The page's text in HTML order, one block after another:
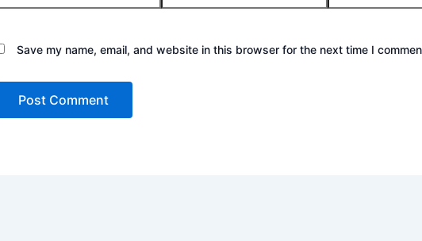
Save my name, email, and website in this browser for the next time I